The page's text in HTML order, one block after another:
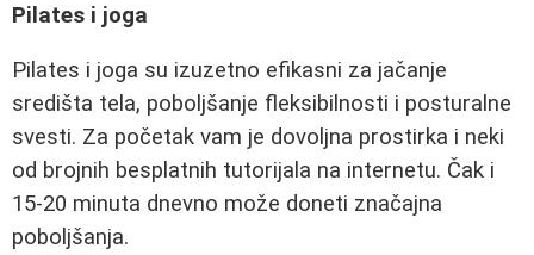
Pilates i joga
Pilates i joga su izuzetno efikasni za jačanje
središta tela, poboljšanje fleksibilnosti i posturalne
svesti. Za početak vam je dovoljna prostirka i neki
od brojnih besplatnih tutorijala na internetu. Čak i
15-20 minuta dnevno može doneti značajna
poboljšanja.